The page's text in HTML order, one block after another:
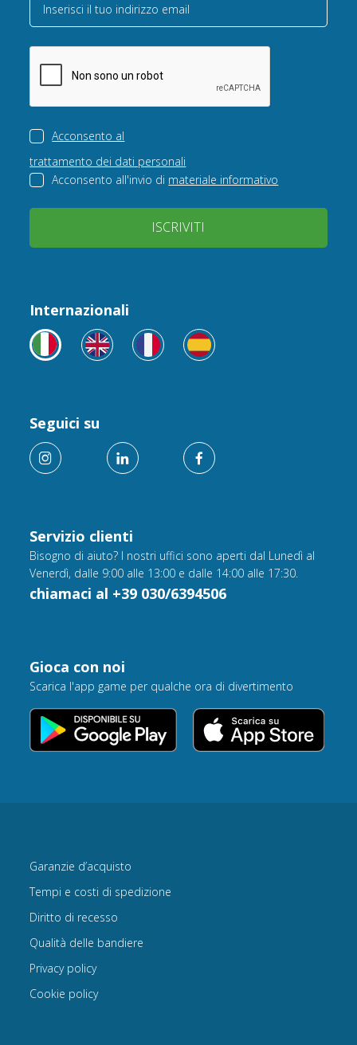
Inserisci il tuo indirizzo email
Acconsento al
trattamento dei dati personali
Acconsento all'invio di materiale informativo
ISCRIVITI
Servizio clienti
Bisogno di aiuto? I nostri uffici sono aperti dal Lunedì al
Venerdì, dalle 9:00 alle 13:00 e dalle 14:00 alle 17:30.
chiamaci al +39 030/6394506
Internazionali
Seguici su
Gioca con noi
Scarica l'app game per qualche ora di divertimento
Garanzie d’acquisto
Tempi e costi di spedizione
Diritto di recesso
Qualità delle bandiere
Privacy policy
Cookie policy